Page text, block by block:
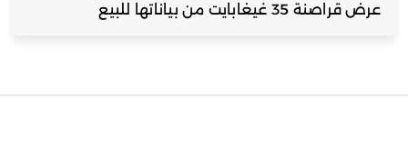
عرض قراصنة 35 غيغابايت من بياناتها للبيع